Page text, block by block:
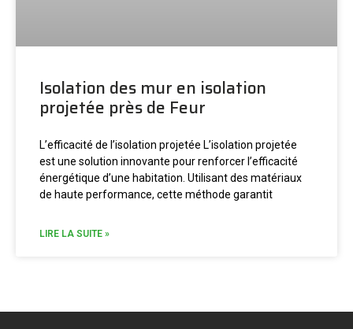
Isolation des mur en isolation
projetée près de Feur
L’efficacité de l’isolation projetée L’isolation projetée
est une solution innovante pour renforcer l’efficacité
énergétique d’une habitation. Utilisant des matériaux
de haute performance, cette méthode garantit
LIRE LA SUITE »